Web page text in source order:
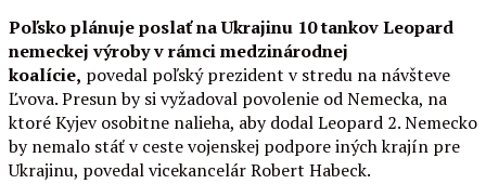
Poľsko plánuje poslať na Ukrajinu 10 tankov Leopard
nemeckej výroby v rámci medzinárodnej
koalície, povedal poľský prezident v stredu na návšteve
Ľvova. Presun by si vyžadoval povolenie od Nemecka, na
ktoré Kyjev osobitne nalieha, aby dodal Leopard 2. Nemecko
by nemalo stáť v ceste vojenskej podpore iných krajín pre
Ukrajinu, povedal vicekancelár Robert Habeck.